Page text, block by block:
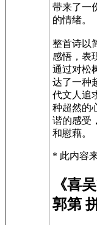
带来了一
的情绪。
整首诗以
感悟，表
通过对松
达了一种
代文人追
种超然的
谐的感受
和慰藉。
* 此内容
《喜
郭第